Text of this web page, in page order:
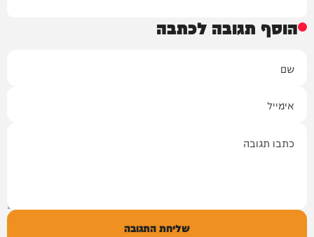
הוסף תגובה לכתבה
שליחת התגובה